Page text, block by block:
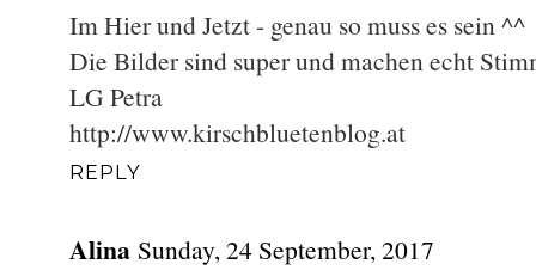
Im Hier und Jetzt - genau so muss es sein ^^
Die Bilder sind super und machen echt
LG Petra
http://www.kirschbluetenblog.at
REPLY
Alina Sunday, 24 September, 2017